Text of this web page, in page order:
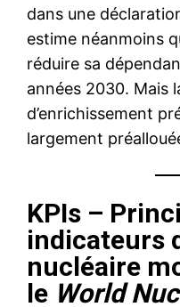
dans une
estime néanmoins
réduire sa
années 2030. Mais
d’enrichissement
largement
KPIs –
indicateurs
nucléaire
le World